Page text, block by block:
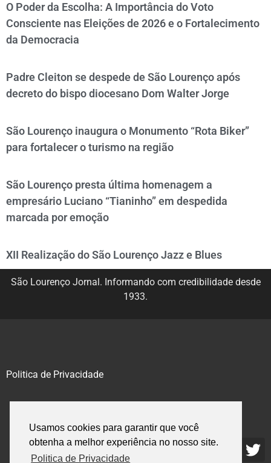
Usamos cookies para garantir que você
obtenha a melhor experiência no nosso site.
Politica de Privacidade
O Poder da Escolha: A Importância do Voto
Consciente nas Eleições de 2026 e o Fortalecimento
da Democracia
Padre Cleiton se despede de São Lourenço após
decreto do bispo diocesano Dom Walter Jorge
São Lourenço inaugura o Monumento “Rota Biker”
para fortalecer o turismo na região
São Lourenço presta última homenagem a
empresário Luciano “Tianinho” em despedida
marcada por emoção
XII Realização do São Lourenço Jazz e Blues
São Lourenço Jornal. Informando com credibilidade desde
1933.
Politica de Privacidade